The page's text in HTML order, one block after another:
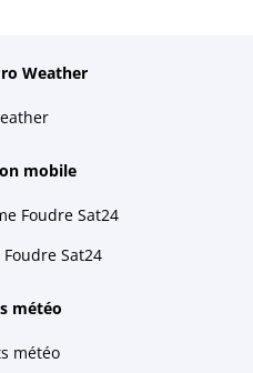
Weather
mobile
Foudre Sat24
Sat24
météo
météo